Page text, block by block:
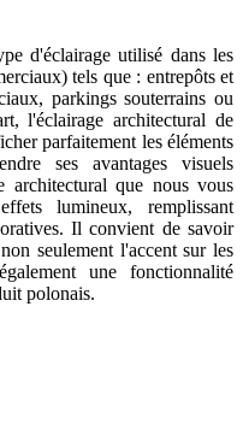
d'éclairage utilisé dans les
tels que : entrepôts et
parkings souterrains ou
l'éclairage architectural de
parfaitement les éléments
ses avantages visuels
architectural que nous vous
lumineux, remplissant
Il convient de savoir
seulement l'accent sur les
une fonctionnalité
polonais.